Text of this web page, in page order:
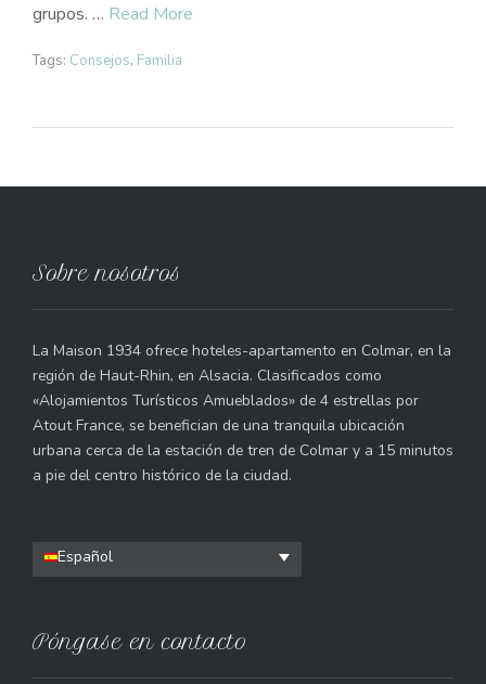
grupos. … Read More
Tags: Consejos, Familia
Sobre nosotros
La Maison 1934 ofrece hoteles-apartamento en Colmar, en la
región de Haut-Rhin, en Alsacia. Clasificados como
«Alojamientos Turísticos Amueblados» de 4 estrellas por
Atout France, se benefician de una tranquila ubicación
urbana cerca de la estación de tren de Colmar y a 15 minutos
a pie del centro histórico de la ciudad.
Español
Póngase en contacto